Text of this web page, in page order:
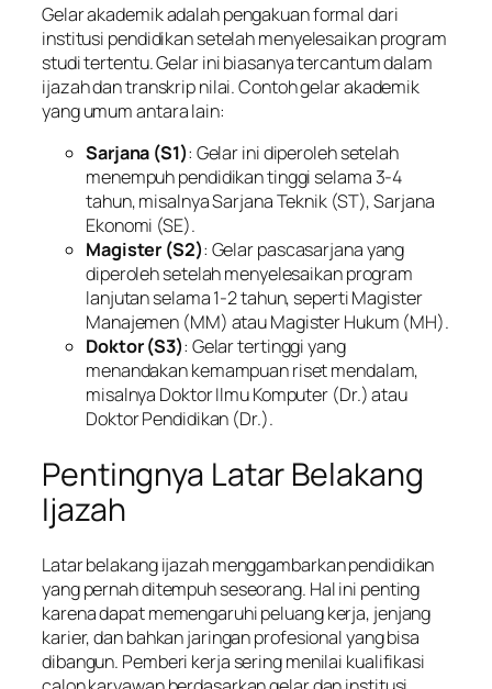
Gelar akademik adalah pengakuan formal dari
institusi pendidikan setelah menyelesaikan program
studi tertentu. Gelar ini biasanya tercantum dalam
ijazah dan transkrip nilai. Contoh gelar akademik
yang umum antara lain:
Sarjana (S1): Gelar ini diperoleh setelah
menempuh pendidikan tinggi selama 3-4
tahun, misalnya Sarjana Teknik (ST), Sarjana
Ekonomi (SE).
Magister (S2): Gelar pascasarjana yang
diperoleh setelah menyelesaikan program
lanjutan selama 1-2 tahun, seperti Magister
Manajemen (MM) atau Magister Hukum (MH).
Doktor (S3): Gelar tertinggi yang
menandakan kemampuan riset mendalam,
misalnya Doktor Ilmu Komputer (Dr.) atau
Doktor Pendidikan (Dr.).
Pentingnya Latar Belakang
Ijazah
Latar belakang ijazah menggambarkan pendidikan
yang pernah ditempuh seseorang. Hal ini penting
karena dapat memengaruhi peluang kerja, jenjang
karier, dan bahkan jaringan profesional yang bisa
dibangun. Pemberi kerja sering menilai kualifikasi